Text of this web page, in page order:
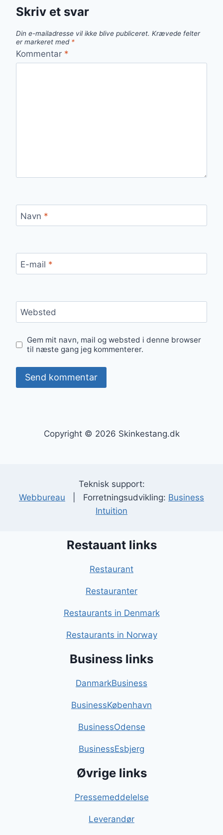
Skriv et svar
Din e-mailadresse vil ikke blive publiceret. Krævede felter
er markeret med *
Kommentar *
Navn *
E-mail *
Websted
Gem mit navn, mail og websted i denne browser
til næste gang jeg kommenterer.
Copyright © 2026 Skinkestang.dk
Teknisk support:
Webbureau | Forretningsudvikling: Business
Intuition
Restauant links
Restaurant
Restauranter
Restaurants in Denmark
Restaurants in Norway
Business links
DanmarkBusiness
BusinessKøbenhavn
BusinessOdense
BusinessEsbjerg
Øvrige links
Pressemeddelelse
Leverandør